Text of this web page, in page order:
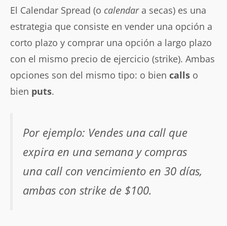
El Calendar Spread (o calendara secas) es una
estrategia que consiste en vender una opción a
corto plazo y comprar una opción a largo plazo
con el mismo precio de ejercicio (strike). Ambas
opciones son del mismo tipo: o bien calls o
bien puts.
Por ejemplo: Vendes una call que
expira en una semana y compras
una call con vencimiento en 30 días,
ambas con strike de $100.